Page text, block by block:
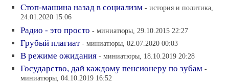
Стоп-машина назад в социализм - история и политика,
24.01.2020 15:06
Радио - это просто - миниатюры, 29.10.2015 22:27
Грубый плагиат - миниатюры, 02.07.2020 00:03
В режиме ожидания - миниатюры, 18.10.2019 20:28
Государство, дай каждому пенсионеру по зубам -
миниатюры, 04.10.2019 16:52